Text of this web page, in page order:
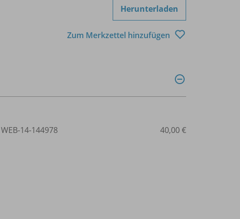
Herunterladen
Zum Merkzettel hinzufügen
WEB-14-144978 40,00 €